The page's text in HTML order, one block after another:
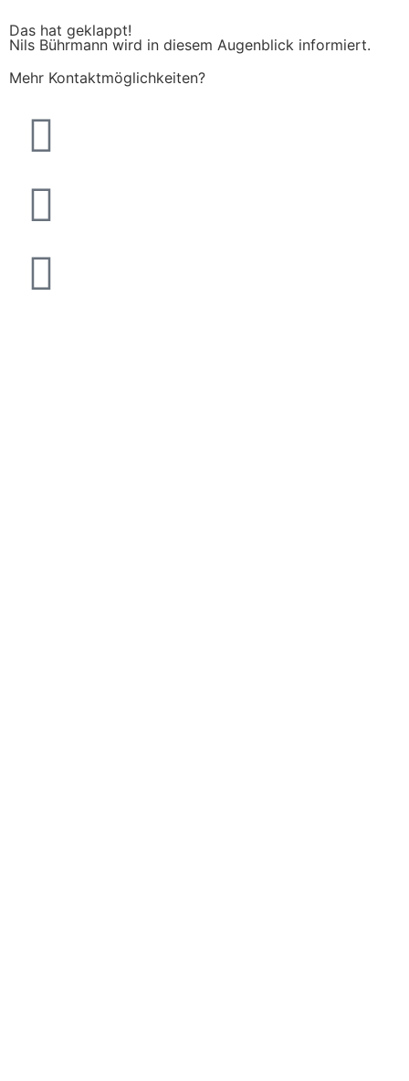
Das hat geklappt!
Nils Bührmann wird in diesem Augenblick informiert.
Mehr Kontaktmöglichkeiten?